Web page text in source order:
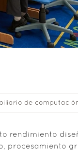
de
rendimiento
procesamiento